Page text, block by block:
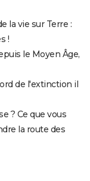
la vie sur Terre :
!
le Moyen Âge,
de l'extinction il
? Ce que vous
la route des